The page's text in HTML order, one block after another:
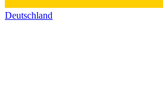
Deutschland